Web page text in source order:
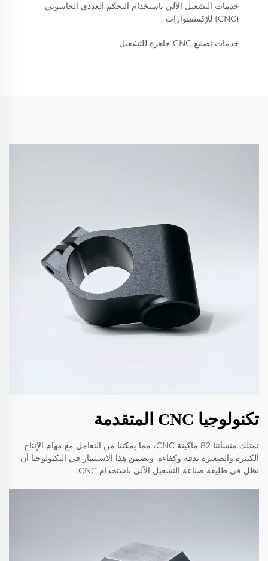
خدمات التشغيل الآلي باستخدام التحكم العددي الحاسوبي
(CNC) للإكسسوارات
خدمات تصنيع CNC جاهزة للتشغيل
تكنولوجيا CNC المتقدمة
تمتلك منشآتنا 82 ماكينة CNC، مما يمكننا من التعامل مع مهام الإنتاج
الكبيرة والصغيرة بدقة وكفاءة. ويضمن هذا الاستثمار في التكنولوجيا أن
نظل في طليعة صناعة التشغيل الآلي باستخدام CNC.